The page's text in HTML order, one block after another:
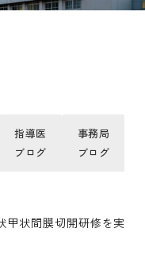
指導医
ブログ
事務局
ブログ
甲状間膜切開研修を実